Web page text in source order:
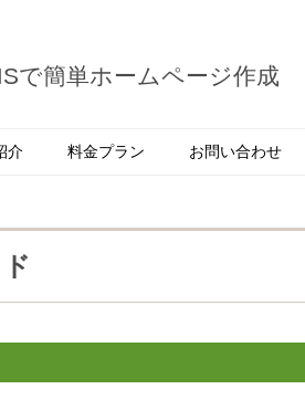
で簡単ホームページ作成
介 料金プラン お問い合わせ